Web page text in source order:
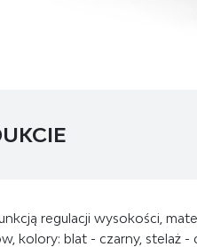
regulacji wysokości,
kolory: blat - czarny, stelaż -